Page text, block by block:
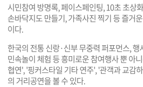
시민참여 방명록, 페이스페인팅, 10초 초상
손바닥지도 만들기, 가족사진 찍기 등 즐거
이다.
한국의 전통 신랑·신부 무중력 퍼포먼스,
민속놀이 체험 등 흥미로운 참여행사 뿐 아
협연', '핑커스타일 기타 연주', '관객과 교감
의 거리공연을 볼 수 있다.